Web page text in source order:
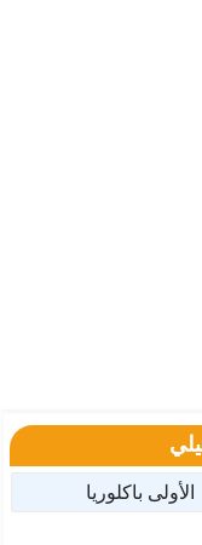
الأولى باكلوريا